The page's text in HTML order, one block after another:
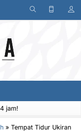
jam!
» Tempat Tidur Ukiran